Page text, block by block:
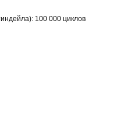
100 000 циклов